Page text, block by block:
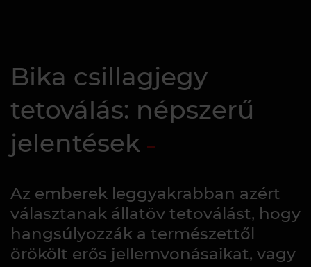
Bika csillagjegy
tetoválás: népszerű
jelentések
Az emberek leggyakrabban azért
választanak állatöv tetoválást, hogy
hangsúlyozzák a természettől
örökölt erős jellemvonásaikat, vagy